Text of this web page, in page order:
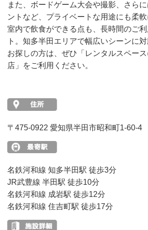
また、ボードゲーム大会や撮影、さら
ントなど、プライベートな用途にも柔軟
室内で飲食ができる点も、長時間のご
ト。知多半田エリアで幅広いシーンに
お探しの方は、ぜひ「レンタルスペー
店」をご利用ください。
〒475-0922 愛知県半田市昭和町1-60-4
名鉄河和線 知多半田駅 徒歩3分
JR武豊線 半田駅 徒歩10分
名鉄河和線 成岩駅 徒歩12分
名鉄河和線 住吉町駅 徒歩17分